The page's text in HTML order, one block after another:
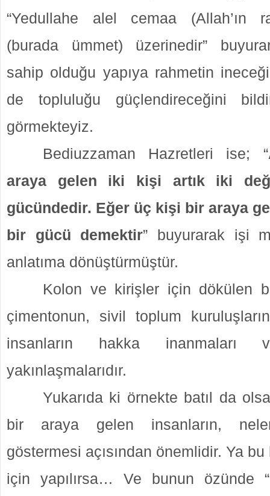
“Yedullahe alel cemaa (Allah’ın
(burada ümmet) üzerinedir”
sahip olduğu yapıya rahmetin
de topluluğu güçlendireceğini
görmekteyiz.
Bediuzzaman Hazretleri ise; “
araya gelen iki kişi artık iki
gücündedir. Eğer üç kişi bir araya
bir gücü demektir” buyurarak işi
anlatıma dönüştürmüştür.
Kolon ve kirişler için dökülen
çimentonun, sivil toplum
insanların hakka inanmaları
yakınlaşmalarıdır.
Yukarıda ki örnekte batıl da
bir araya gelen insanların,
göstermesi açısından önemlidir. Ya
için yapılırsa… Ve bunun özünde “